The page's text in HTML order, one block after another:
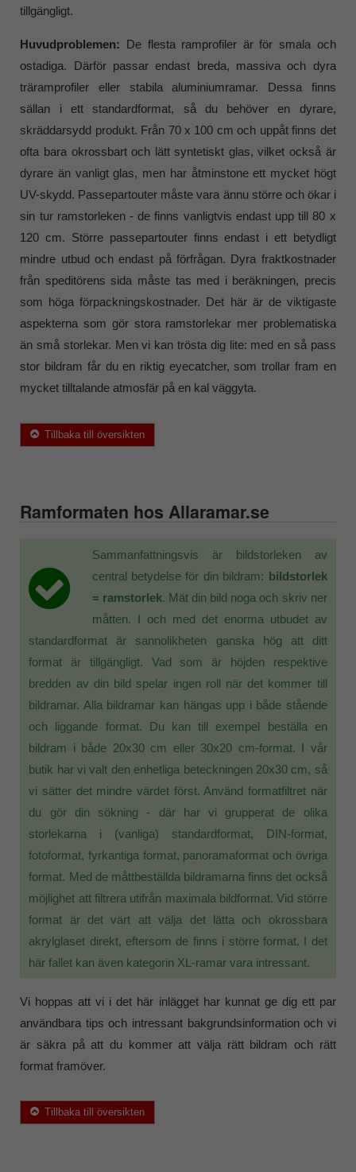
tillgängligt.
Huvudproblemen: De flesta ramprofiler är för smala och
ostadiga. Därför passar endast breda, massiva och dyra
träramprofiler eller stabila aluminiumramar. Dessa finns
sällan i ett standardformat, så du behöver en dyrare,
skräddarsydd produkt. Från 70 x 100 cm och uppåt finns det
ofta bara okrossbart och lätt syntetiskt glas, vilket också är
dyrare än vanligt glas, men har åtminstone ett mycket högt
UV-skydd. Passepartouter måste vara ännu större och ökar i
sin tur ramstorleken - de finns vanligtvis endast upp till 80 x
120 cm. Större passepartouter finns endast i ett betydligt
mindre utbud och endast på förfrågan. Dyra fraktkostnader
från speditörens sida måste tas med i beräkningen, precis
som höga förpackningskostnader. Det här är de viktigaste
aspekterna som gör stora ramstorlekar mer problematiska
än små storlekar. Men vi kan trösta dig lite: med en så pass
stor bildram får du en riktig eyecatcher, som trollar fram en
mycket tilltalande atmosfär på en kal väggyta.
Tillbaka till översikten
Ramformaten hos Allaramar.se
Sammanfattningsvis är bildstorleken av
central betydelse för din bildram: bildstorlek
= ramstorlek. Mät din bild noga och skriv ner
måtten. I och med det enorma utbudet av
standardformat är sannolikheten ganska hög att ditt
format är tillgängligt. Vad som är höjden respektive
bredden av din bild spelar ingen roll när det kommer till
bildramar. Alla bildramar kan hängas upp i både stående
och liggande format. Du kan till exempel beställa en
bildram i både 20x30 cm eller 30x20 cm-format. I vår
butik har vi valt den enhetliga beteckningen 20x30 cm, så
vi sätter det mindre värdet först. Använd formatfiltret när
du gör din sökning - där har vi grupperat de olika
storlekarna i (vanliga) standardformat, DIN-format,
fotoformat, fyrkantiga format, panoramaformat och övriga
format. Med de måttbeställda bildramarna finns det också
möjlighet att filtrera utifrån maximala bildformat. Vid större
format är det värt att välja det lätta och okrossbara
akrylglaset direkt, eftersom de finns i större format. I det
här fallet kan även kategorin XL-ramar vara intressant.
Vi hoppas att vi i det här inlägget har kunnat ge dig ett par
användbara tips och intressant bakgrundsinformation och vi
är säkra på att du kommer att välja rätt bildram och rätt
format framöver.
Tillbaka till översikten